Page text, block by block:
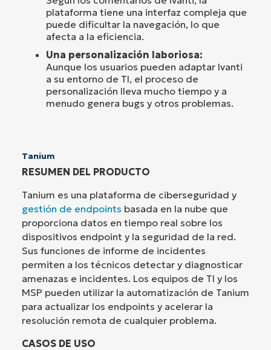
plataforma tiene una interfaz compleja que
puede dificultar la navegación, lo que
afecta a la eficiencia.
Una personalización laboriosa:
Aunque los usuarios pueden adaptar Ivanti
a su entorno de TI, el proceso de
personalización lleva mucho tiempo y a
menudo genera bugs y otros problemas.
Tanium
RESUMEN DEL PRODUCTO
Tanium es una plataforma de ciberseguridad y
gestión de endpoints basada en la nube que
proporciona datos en tiempo real sobre los
dispositivos endpoint y la seguridad de la red.
Sus funciones de informe de incidentes
permiten a los técnicos detectar y diagnosticar
amenazas e incidentes. Los equipos de TI y los
MSP pueden utilizar la automatización de Tanium
para actualizar los endpoints y acelerar la
resolución remota de cualquier problema.
CASOS DE USO